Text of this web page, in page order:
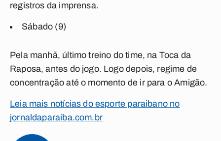
registros da imprensa.
Sábado (9)
Pela manhã, último treino do time, na Toca da
Raposa, antes do jogo. Logo depois, regime de
concentração até o momento de ir para o Amigão.
Leia mais notícias do esporte paraibano no
jornaldaparaiba.com.br